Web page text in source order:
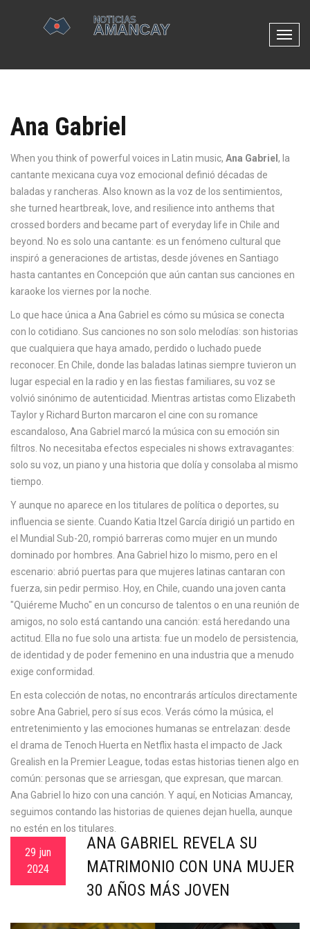
N
v
l
a
Ana Gabriel
When you think of powerful voices in Latin music, Ana Gabriel , la
cantante mexicana cuya voz emocional definió décadas de
baladas y rancheras . Also known as la voz de los sentimientos,
she turned heartbreak, love, and resilience into anthems that
crossed borders and became part of everyday life in Chile and
beyond.
No es solo una cantante: es un fenómeno cultural que
inspiró a generaciones de artistas, desde jóvenes en Santiago
hasta cantantes en Concepción que aún cantan sus canciones en
karaoke los viernes por la noche.
Lo que hace única a Ana Gabriel es cómo su música se conecta
con lo cotidiano. Sus canciones no son solo melodías: son historias
que cualquiera que haya amado, perdido o luchado puede
reconocer. En Chile, donde las baladas latinas siempre tuvieron un
lugar especial en la radio y en las fiestas familiares, su voz se
volvió sinónimo de autenticidad. Mientras artistas como Elizabeth
Taylory Richard Burton marcaron el cine con su romance
escandaloso, Ana Gabriel marcó la música con su emoción sin
filtros. No necesitaba efectos especiales ni shows extravagantes:
solo su voz, un piano y una historia que dolía y consolaba al mismo
tiempo.
Y aunque no aparece en los titulares de política o deportes, su
influencia se siente. Cuando Katia Itzel García dirigió un partido en
el Mundial Sub-20, rompió barreras como mujer en un mundo
dominado por hombres. Ana Gabriel hizo lo mismo, pero en el
escenario: abrió puertas para que mujeres latinas cantaran con
fuerza, sin pedir permiso. Hoy, en Chile, cuando una joven canta
"Quiéreme Mucho" en un concurso de talentos o en una reunión de
amigos, no solo está cantando una canción: está heredando una
actitud. Ella no fue solo una artista: fue un modelo de persistencia,
de identidad y de poder femenino en una industria que a menudo
exige conformidad.
En esta colección de notas, no encontrarás artículos directamente
sobre Ana Gabriel, pero sí sus ecos. Verás cómo la música, el
entretenimiento y las emociones humanas se entrelazan: desde
el drama de Tenoch Huerta en Netflix hasta el impacto de Jack
Grealish en la Premier League, todas estas historias tienen algo en
común: personas que se arriesgan, que expresan, que marcan.
Ana Gabriel lo hizo con una canción. Y aquí, en Noticias Amancay,
seguimos contando las historias de quienes dejan huella, aunque
no estén en los titulares.
29 jun
2024
ANA GABRIEL REVELA SU
MATRIMONIO CON UNA MUJER
30 AÑOS MÁS JOVEN